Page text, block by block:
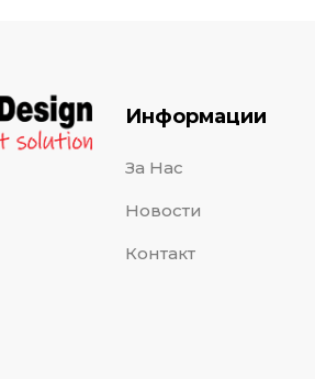
Информации
За Нас
Новости
Контакт